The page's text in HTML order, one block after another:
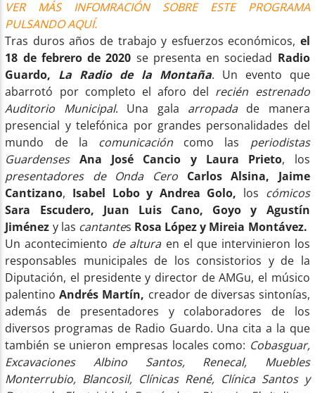
VER MÁS INFOMRACIÓN SOBRE ESTE PROGRAMA
PULSANDO AQUÍ.
Tras duros años de trabajo y esfuerzos económicos, el
18 de febrero de 2020 se presenta en sociedad Radio
Guardo, La Radio de la Montaña. Un evento que
abarrotó por completo el aforo del recién estrenado
Auditorio Municipal. Una gala arropadade manera
presencial y telefónica por grandes personalidades del
mundo de la comunicación como las periodistas
Guardenses
Ana José Cancio y Laura Prieto, los
presentadores de Onda Cero
Carlos Alsina, Jaime
Cantizano, Isabel Lobo y Andrea Golo, los cómicos
Sara Escudero, Juan Luis Cano, Goyo y Agustín
Jiménez y las cantantes Rosa López y Mireia Montávez.
Un acontecimiento de alturaen el que intervinieron los
responsables municipales de los consistorios y de la
Diputación, el presidente y director de AMGu, el músico
palentinoAndrés Martín, creador de diversas sintonías,
además de presentadores y colaboradores de los
diversos programas de Radio Guardo. Una cita a la que
también se unieron empresas locales como: Cobasguar,
Excavaciones Albino Santos, Renecal, Muebles
Monterrubio, Blancosil, Clínicas René, Clínica Santos y